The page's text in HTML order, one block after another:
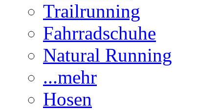
Trailrunning
Fahrradschuhe
Natural Running
...mehr
Hosen